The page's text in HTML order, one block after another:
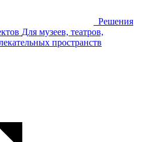
Решения
Для музеев, театров,
пространств